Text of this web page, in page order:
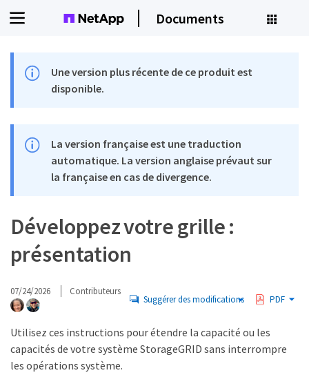
Documents
Une version plus récente de ce produit est
disponible.
La version française est une traduction
automatique. La version anglaise prévaut sur
la française en cas de divergence.
Développez votre grille :
présentation
07/24/2026 Contributeurs
Suggérer des modifications PDF
Utilisez ces instructions pour étendre la capacité ou les
capacités de votre système StorageGRID sans interrompre
les opérations système.